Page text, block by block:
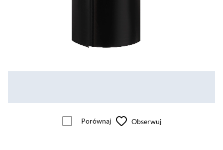
Porównaj Obserwuj